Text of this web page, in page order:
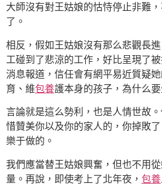
大師沒有對王姑娘的怙恃停止非難
了。
相反，假如王姑娘沒有那么悲觀長
工碰到了悲涼的工作，好比呈現了
消息報道，信任會有網平易近質疑
育、維包養護本身的孩子，為什么
言論就是這么勢利，也是人情世故
惜贊美你以及你的家人的，你掉敗
樂于做的。
我們應當替王姑娘興奮，但也不用
量。再說，即使考上了北年夜， 包養